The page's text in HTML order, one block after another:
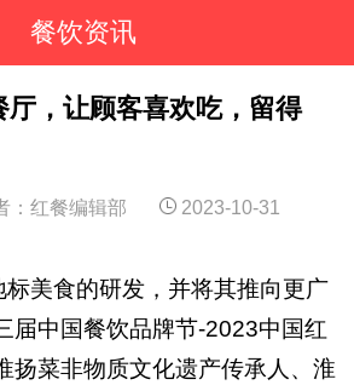
餐饮资讯
厅，让顾客喜欢吃，留得
：红餐编辑部
2023-10-31
美食的研发，并将其推向更广
届中国餐饮品牌节-2023中国红
扬菜非物质文化遗产传承人、淮